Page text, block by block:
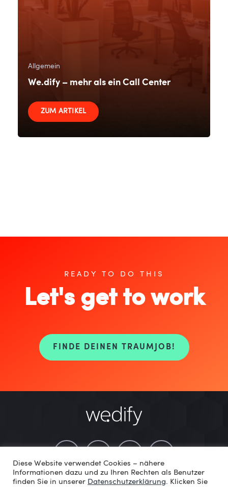
Allgemein
We.dify – mehr als ein Call Center
ZUM ARTIKEL
READY TO DO THIS
Let's get to work
FINDE DEINEN TRAUMJOB!
© Fotos und Bildmaterial von: Fatih Yalcin (we.dify), Wolfgang
Diese Website verwendet Cookies – nähere
Informationen dazu und zu Ihren Rechten als Benutzer
finden Sie in unserer Datenschutzerklärung. Klicken Sie